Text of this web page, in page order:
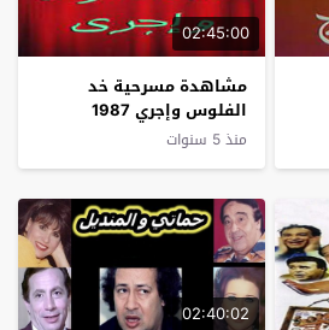
02:45:00
مشاهدة مسرحية خد
الفلوس وإجري 1987
منذ 5 سنوات
02:40:02